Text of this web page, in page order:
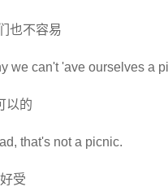
也不容易
we can't 'ave ourselves a
以的
that's not a picnic.
受